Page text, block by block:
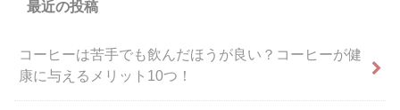
最近の投稿
コーヒーは苦手でも飲んだほうが良い？コーヒーが健
康に与えるメリット10つ！